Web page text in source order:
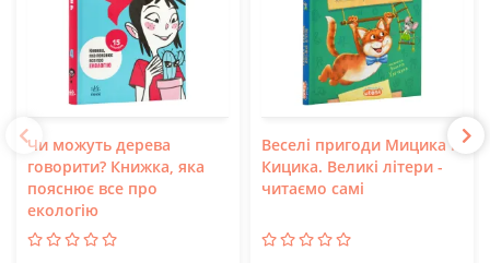
Чи можуть дерева
говорити? Книжка, яка
пояснює все про
екологію
Веселі пригоди Мицика і
Кицика. Великі літери -
читаємо самі